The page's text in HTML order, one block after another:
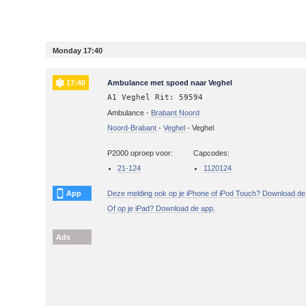
Monday 17:40
17:40 Ambulance met spoed naar Veghel
A1 Veghel Rit: 59594
Ambulance - Brabant Noord
Noord-Brabant -Veghel -Veghel
P2000 oproep voor:
21-124
Capcodes:
1120124
App
Deze melding ook op je iPhone of iPod Touch? Download
Of op je iPad? Download de app.
Ads